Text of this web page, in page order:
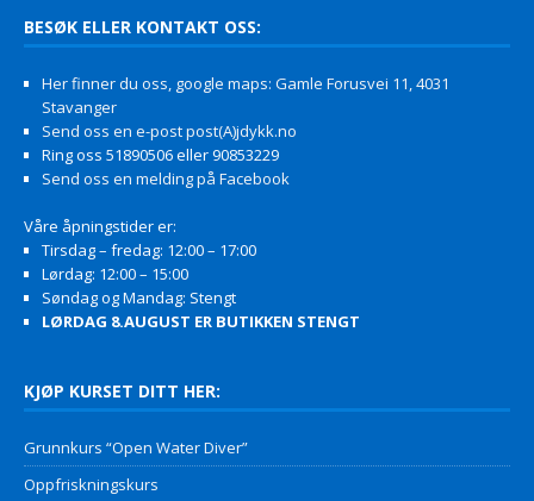
BESØK ELLER KONTAKT OSS:
Her finner du oss, google maps: Gamle Forusvei 11, 4031
Stavanger
Send oss en e-post post(A)jdykk.no
Ring oss 51890506 eller 90853229
Send oss en melding på Facebook
Våre åpningstider er:
Tirsdag – fredag: 12:00 – 17:00
Lørdag: 12:00 – 15:00
Søndag og Mandag: Stengt
LØRDAG 8.AUGUST ER BUTIKKEN STENGT
KJØP KURSET DITT HER:
Grunnkurs “Open Water Diver”
Oppfriskningskurs